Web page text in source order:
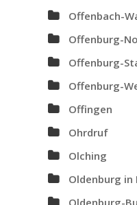
Offenbach-
Offenburg-
Offenburg-
Offenburg-
Offingen
Ohrdruf
Olching
Oldenburg in
Oldenburg-